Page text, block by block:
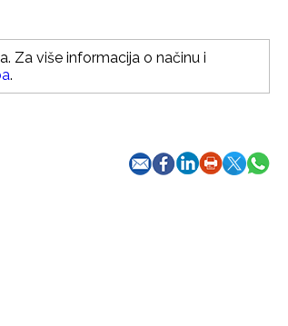
Za više informacija o načinu i
.